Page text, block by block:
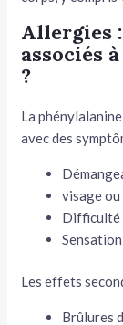
Allergies
associés
?
La
avec des
visage
Difficulté
Les effets
Brûlures